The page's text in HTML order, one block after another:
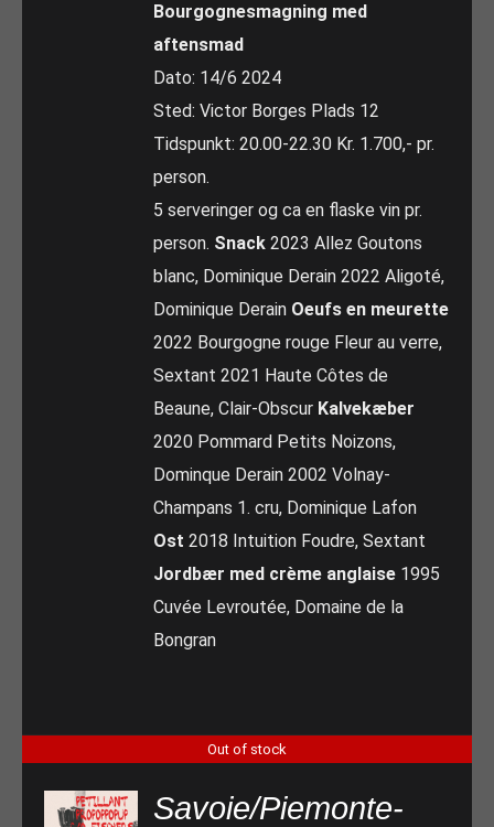
Bourgognesmagning med
aftensmad
Dato: 14/6 2024
Sted: Victor Borges Plads 12
Tidspunkt: 20.00-22.30 Kr. 1.700,- pr.
person.
5 serveringer og ca en flaske vin pr.
person. Snack 2023 Allez Goutons
blanc, Dominique Derain 2022 Aligoté,
Dominique Derain Oeufs en meurette
2022 Bourgogne rouge Fleur au verre,
Sextant 2021 Haute Côtes de
Beaune, Clair-Obscur Kalvekæber
2020 Pommard Petits Noizons,
Dominque Derain 2002 Volnay-
Champans 1. cru, Dominique Lafon
Ost 2018 Intuition Foudre, Sextant
Jordbær med crème anglaise 1995
Cuvée Levroutée, Domaine de la
Bongran
Out of stock
Savoie/Piemonte-